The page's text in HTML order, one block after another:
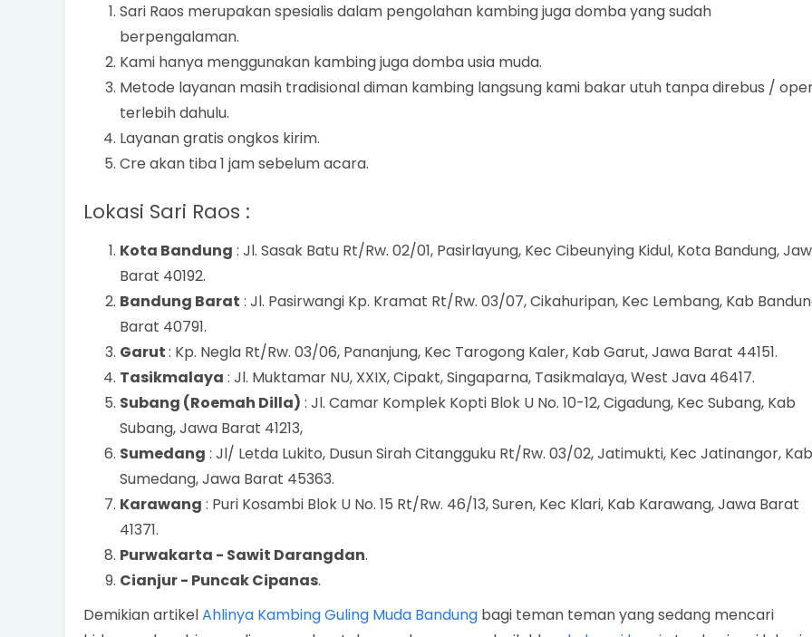
Sari Raos merupakan spesialis dalam pengolahan kambing juga domba yang sudah
berpengalaman.
Kami hanya menggunakan kambing juga domba usia muda.
Metode layanan masih tradisional diman kambing langsung kami bakar utuh tanpa direbus /
terlebih dahulu.
Layanan gratis ongkos kirim.
Cre akan tiba 1 jam sebelum acara.
Lokasi Sari Raos :
Kota Bandung : Jl. Sasak Batu Rt/Rw. 02/01, Pasirlayung, Kec Cibeunying Kidul, Kota Bandung,
Barat 40192.
Bandung Barat : Jl. Pasirwangi Kp. Kramat Rt/Rw. 03/07, Cikahuripan, Kec Lembang, Kab
Barat 40791.
Garut: Kp. Negla Rt/Rw. 03/06, Pananjung, Kec Tarogong Kaler, Kab Garut, Jawa Barat 44151.
Tasikmalaya : Jl. Muktamar NU, XXIX, Cipakt, Singaparna, Tasikmalaya, West Java 46417.
Subang (Roemah Dilla) : Jl. Camar Komplek Kopti Blok U No. 10-12, Cigadung, Kec Subang, Kab
Subang, Jawa Barat 41213,
Sumedang : Jl/ Letda Lukito, Dusun Sirah Citangguku Rt/Rw. 03/02, Jatimukti, Kec Jatinangor, Kab
Sumedang, Jawa Barat 45363.
Karawang : Puri Kosambi Blok U No. 15 Rt/Rw. 46/13, Suren, Kec Klari, Kab Karawang, Jawa Barat
41371.
Purwakarta - Sawit Darangdan.
Cianjur - Puncak Cipanas.
Demikian artikelAhlinya Kambing Guling Muda Bandung bagi teman teman yang sedang mencari